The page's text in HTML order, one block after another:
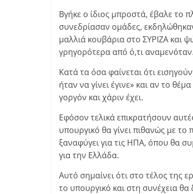
Βγήκε ο ίδιος μπροστά, έβαλε το
συνεδρίασαν ομάδες,
μαλλιά κουβάρια στο ΣΥΡΙΖΑ και
γρηγορότερα από ό,τι αναμενόταν.
Κατά τα όσα φαίνεται ότι
ήταν να γίνει έγινε» και αν το
γοργόν και χάριν έχει.
Εφόσον τελικά επικρατήσουν
υπουργικό θα γίνει πιθανώς με
ξαναφύγει για τις ΗΠΑ, όπου θα
για την Ελλάδα.
Αυτό σημαίνει ότι στο τέλος της
το υπουργικό και στη συνέχεια